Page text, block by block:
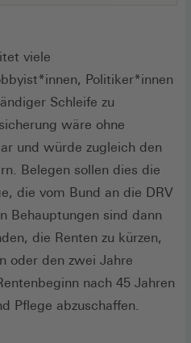
viele
Politiker*innen
Schleife zu
wäre ohne
und würde zugleich den
Belegen sollen dies die
die vom Bund an die DRV
Behauptungen sind dann
die Renten zu kürzen,
oder den zwei Jahre
nach 45 Jahren
Pflege abzuschaffen.